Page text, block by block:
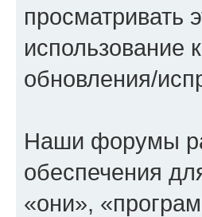
просматривать
использование
обновления/
Наши форумы
обеспечения
«они»,